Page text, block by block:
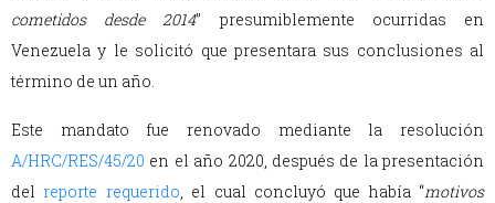
cometidos desde 2014” presumiblemente ocurridas en
Venezuela y le solicitó que presentara sus conclusiones al
término de un año.
Este mandato fue renovado mediante la resolución
A/HRC/RES/45/20 en el año 2020, después de la presentación
del reporte requerido , el cual concluyó que había “motivos